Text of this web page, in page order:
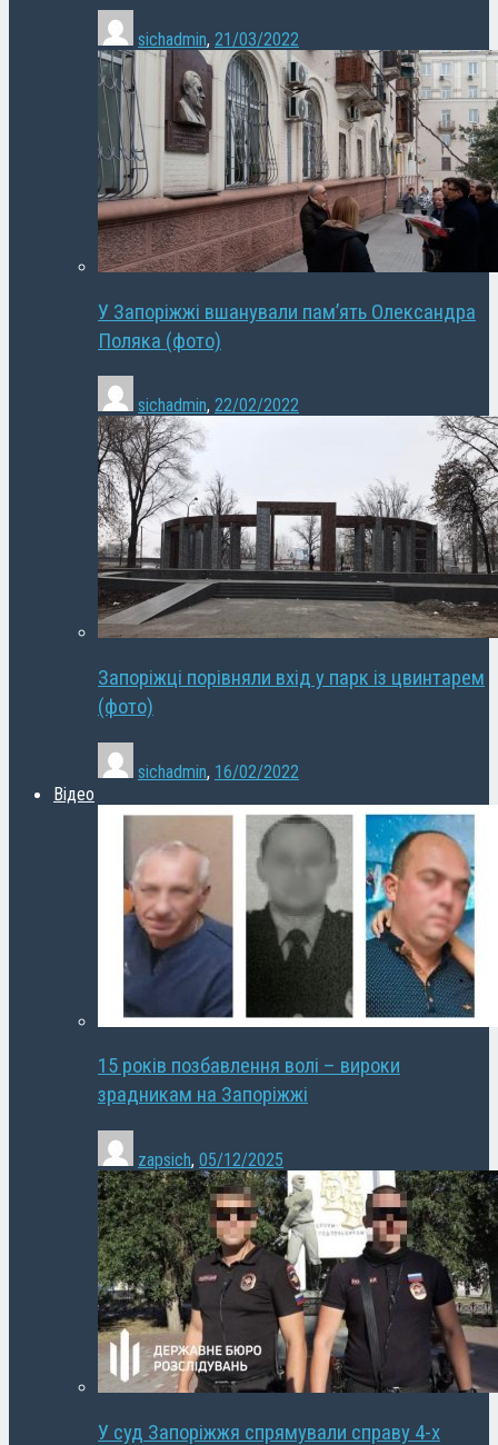
sichadmin, 21/03/2022
У Запоріжжі вшанували пам’ять Олександра
Поляка (фото)
sichadmin, 22/02/2022
Запоріжці порівняли вхід у парк із цвинтарем
(фото)
sichadmin, 16/02/2022
Відео
15 років позбавлення волі – вироки
зрадникам на Запоріжжі
zapsich, 05/12/2025
У суд Запоріжжя спрямували справу 4-х